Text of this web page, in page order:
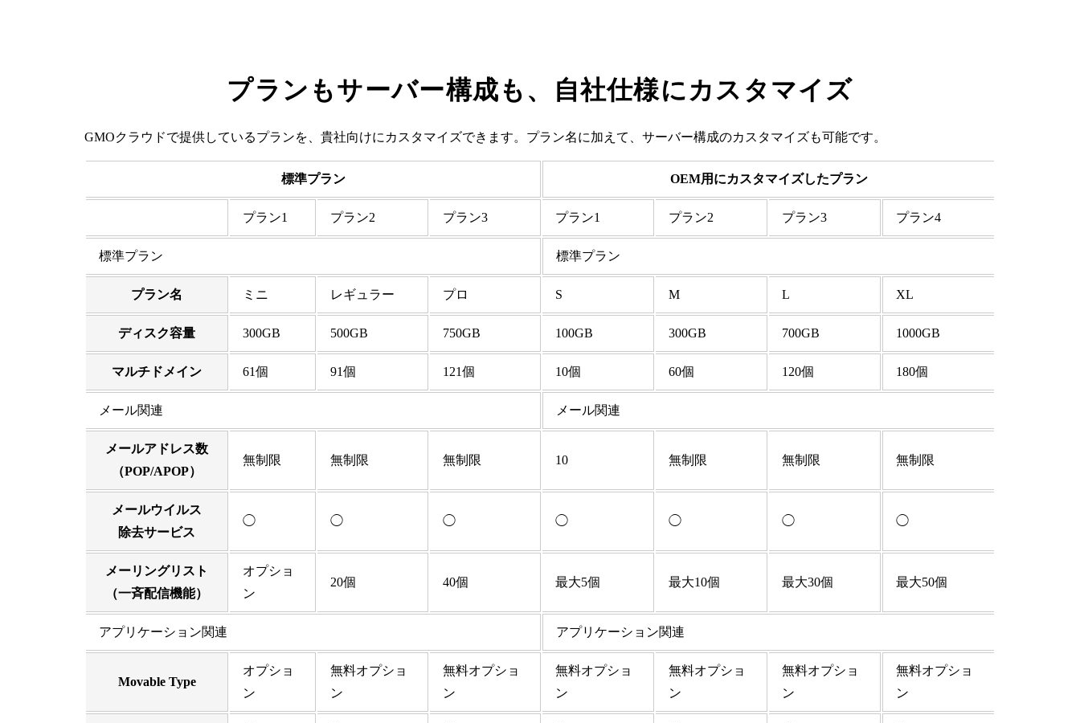
プランもサーバー構成も、自社仕様にカスタマイズ
GMOクラウドで提供しているプランを、貴社向けにカスタマイズできます。プラン名に加えて、サーバー構成のカスタマイズも可能です。
標準プラン OEM用にカスタマイズしたプラン
プラン1 プラン2 プラン3 プラン1 プラン2 プラン3 プラン4
標準プラン 標準プラン
プラン名 ミニ レギュラー プロ S M L XL
ディスク容量 300GB 500GB 750GB 100GB 300GB 700GB 1000GB
マルチドメイン 61個 91個 121個 10個 60個 120個 180個
メール関連 メール関連
メールアドレス数
（POP/APOP）
無制限 無制限 無制限 10 無制限 無制限 無制限
メールウイルス
除去サービス
◯ ◯ ◯ ◯ ◯ ◯ ◯
メーリングリスト
（一斉配信機能）
オプショ
ン
20個 40個 最大5個 最大10個 最大30個 最大50個
アプリケーション関連 アプリケーション関連
Movable Type
オプショ
ン
無料オプショ
ン
無料オプショ
ン
無料オプショ
ン
無料オプショ
ン
無料オプショ
ン
無料オプショ
ン